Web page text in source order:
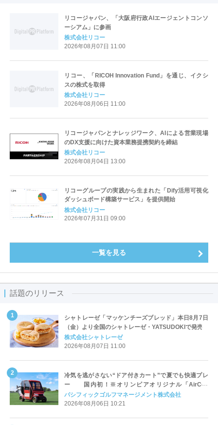
リコージャパン、「大阪府行政AIエージェントコンソ
ーシアム」に参画
株式会社リコー
2026年08月07日 11:00
リコー、「RICOH Innovation Fund」を通じ、イクシ
スの株式を取得
株式会社リコー
2026年08月06日 11:00
リコージャパンとナレッジワーク、AIによる営業現場
のDX支援に向けた資本業務提携契約を締結
株式会社リコー
2026年08月04日 13:00
リコーグループの実践から生まれた「Dify活用可視化
ダッシュボード構築サービス」を提供開始
株式会社リコー
2026年07月31日 09:00
一覧を見る
話題のリリース
シャトレーゼ「マッケンチーズブレッド」本日8月7日
（金）より全国のシャトレーゼ・YATSUDOKIで発売
株式会社シャトレーゼ
2026年08月07日 11:00
冷気を逃がさない“ドア付きカート”で夏でも快適プレ
ー 国内初！※オリンピアオリジナル「AirCon
Cart（エアコンカート）」導入 | ＰＧＭ
パシフィックゴルフマネージメント株式会社
2026年08月06日 10:21